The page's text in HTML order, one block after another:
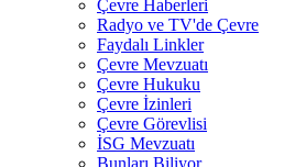
Çevre Haberleri
Radyo ve TV'de Çevre
Faydalı Linkler
Çevre Mevzuatı
Çevre Hukuku
Çevre İzinleri
Çevre Görevlisi
İSG Mevzuatı
Bunları Biliyor